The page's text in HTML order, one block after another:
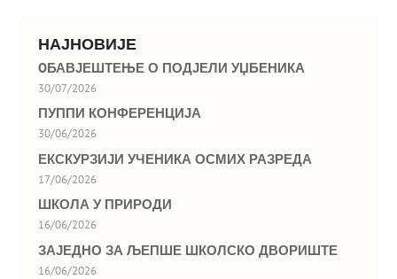
НАЈНОВИЈЕ
OБАВЈЕШТЕЊЕ О ПОДЈЕЛИ УЏБЕНИКА
30/07/2026
ПУППИ КОНФЕРЕНЦИЈА
30/06/2026
ЕКСКУРЗИЈИ УЧЕНИКА ОСМИХ РАЗРЕДА
17/06/2026
ШКОЛА У ПРИРОДИ
16/06/2026
ЗАЈЕДНО ЗА ЉЕПШЕ ШКОЛСКО ДВОРИШТЕ
16/06/2026